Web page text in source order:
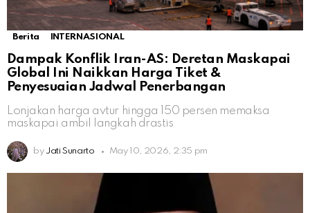
Berita INTERNASIONAL
Dampak Konflik Iran-AS: Deretan Maskapai
Global Ini Naikkan Harga Tiket &
Penyesuaian Jadwal Penerbangan
Lonjakan harga avtur hingga 150 persen memaksa
maskapai ambil langkah drastis
by Jati Sunarto May 10, 2026, 2:35 pm